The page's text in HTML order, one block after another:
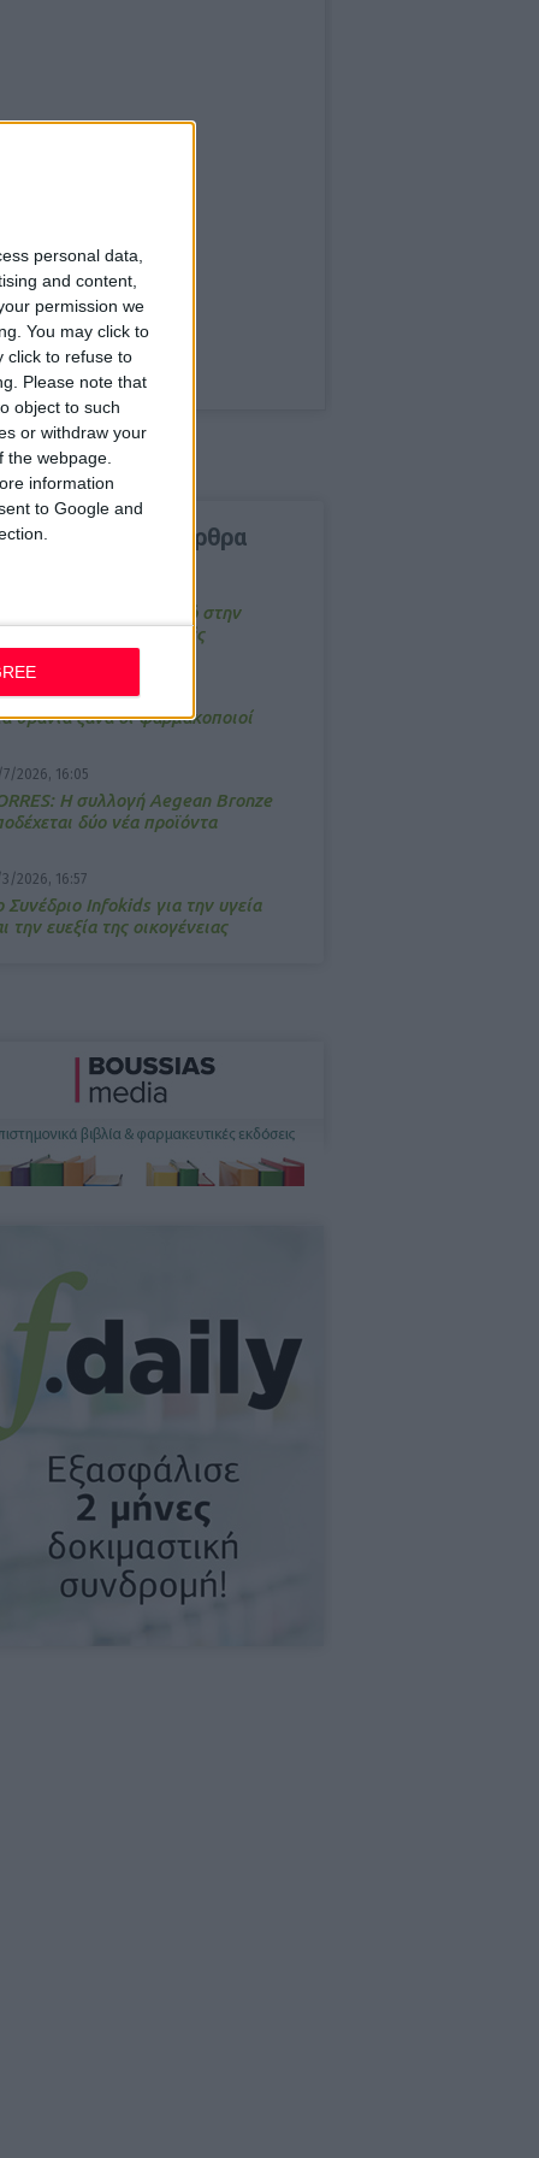
personal data,
and content,
permission we
You may click to
click to refuse to
Please note that
object to such
or withdraw your
webpage.
information
to Google and
δημοφιλέστερα άρθρα
Αποτελεσματικό στην
από τις εμβοές
θρανία ξανά οι φαρμακοποιοί
7/2026, 16:05
Η συλλογή Aegean Bronze
δύο νέα προϊόντα
3/2026, 16:57
Συνέδριο Infokids για την υγεία
την ευεξία της οικογένειας